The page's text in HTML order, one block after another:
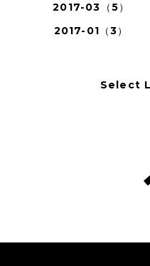
2017-03（5）
2017-01（3）
Select